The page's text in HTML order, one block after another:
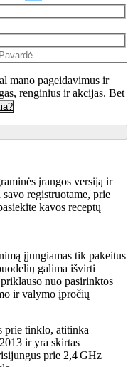
mano pageidavimus ir
renginius ir akcijas. Bet
įrangos versiją ir
registruotame, prie
kavos receptų
įjungiamas tik pakeitus
galima išvirti
nuo pasirinktos
ir valymo įpročių
prie tinklo, atitinka
ir yra skirtas
prie 2,4 GHz